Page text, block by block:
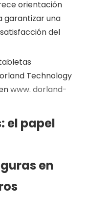
orientación
garantizar una
del
Technology
www. dorland-
el papel
en